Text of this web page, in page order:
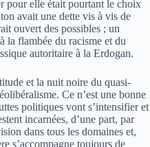
pour elle était pourtant le choix
avait une dette vis à vis de
ouvert des possibles ; un
la flambée du racisme et du
autoritaire à la Erdogan.
et la nuit noire du quasi-
Ce n’est une bonne
politiques vont s’intensifier et
incarnées, d’une part, par
dans tous les domaines et,
s’accompagne toujours de